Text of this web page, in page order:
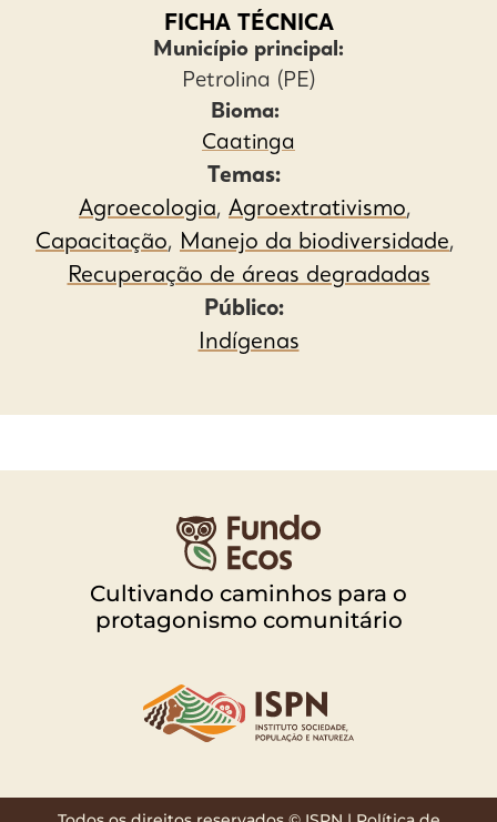
FICHA TÉCNICA
Município principal:
Petrolina (PE)
Bioma:
Caatinga
Temas:
Agroecologia, Agroextrativismo,
Capacitação, Manejo da biodiversidade,
Recuperação de áreas degradadas
Público:
Indígenas
Cultivando caminhos para o
protagonismo comunitário